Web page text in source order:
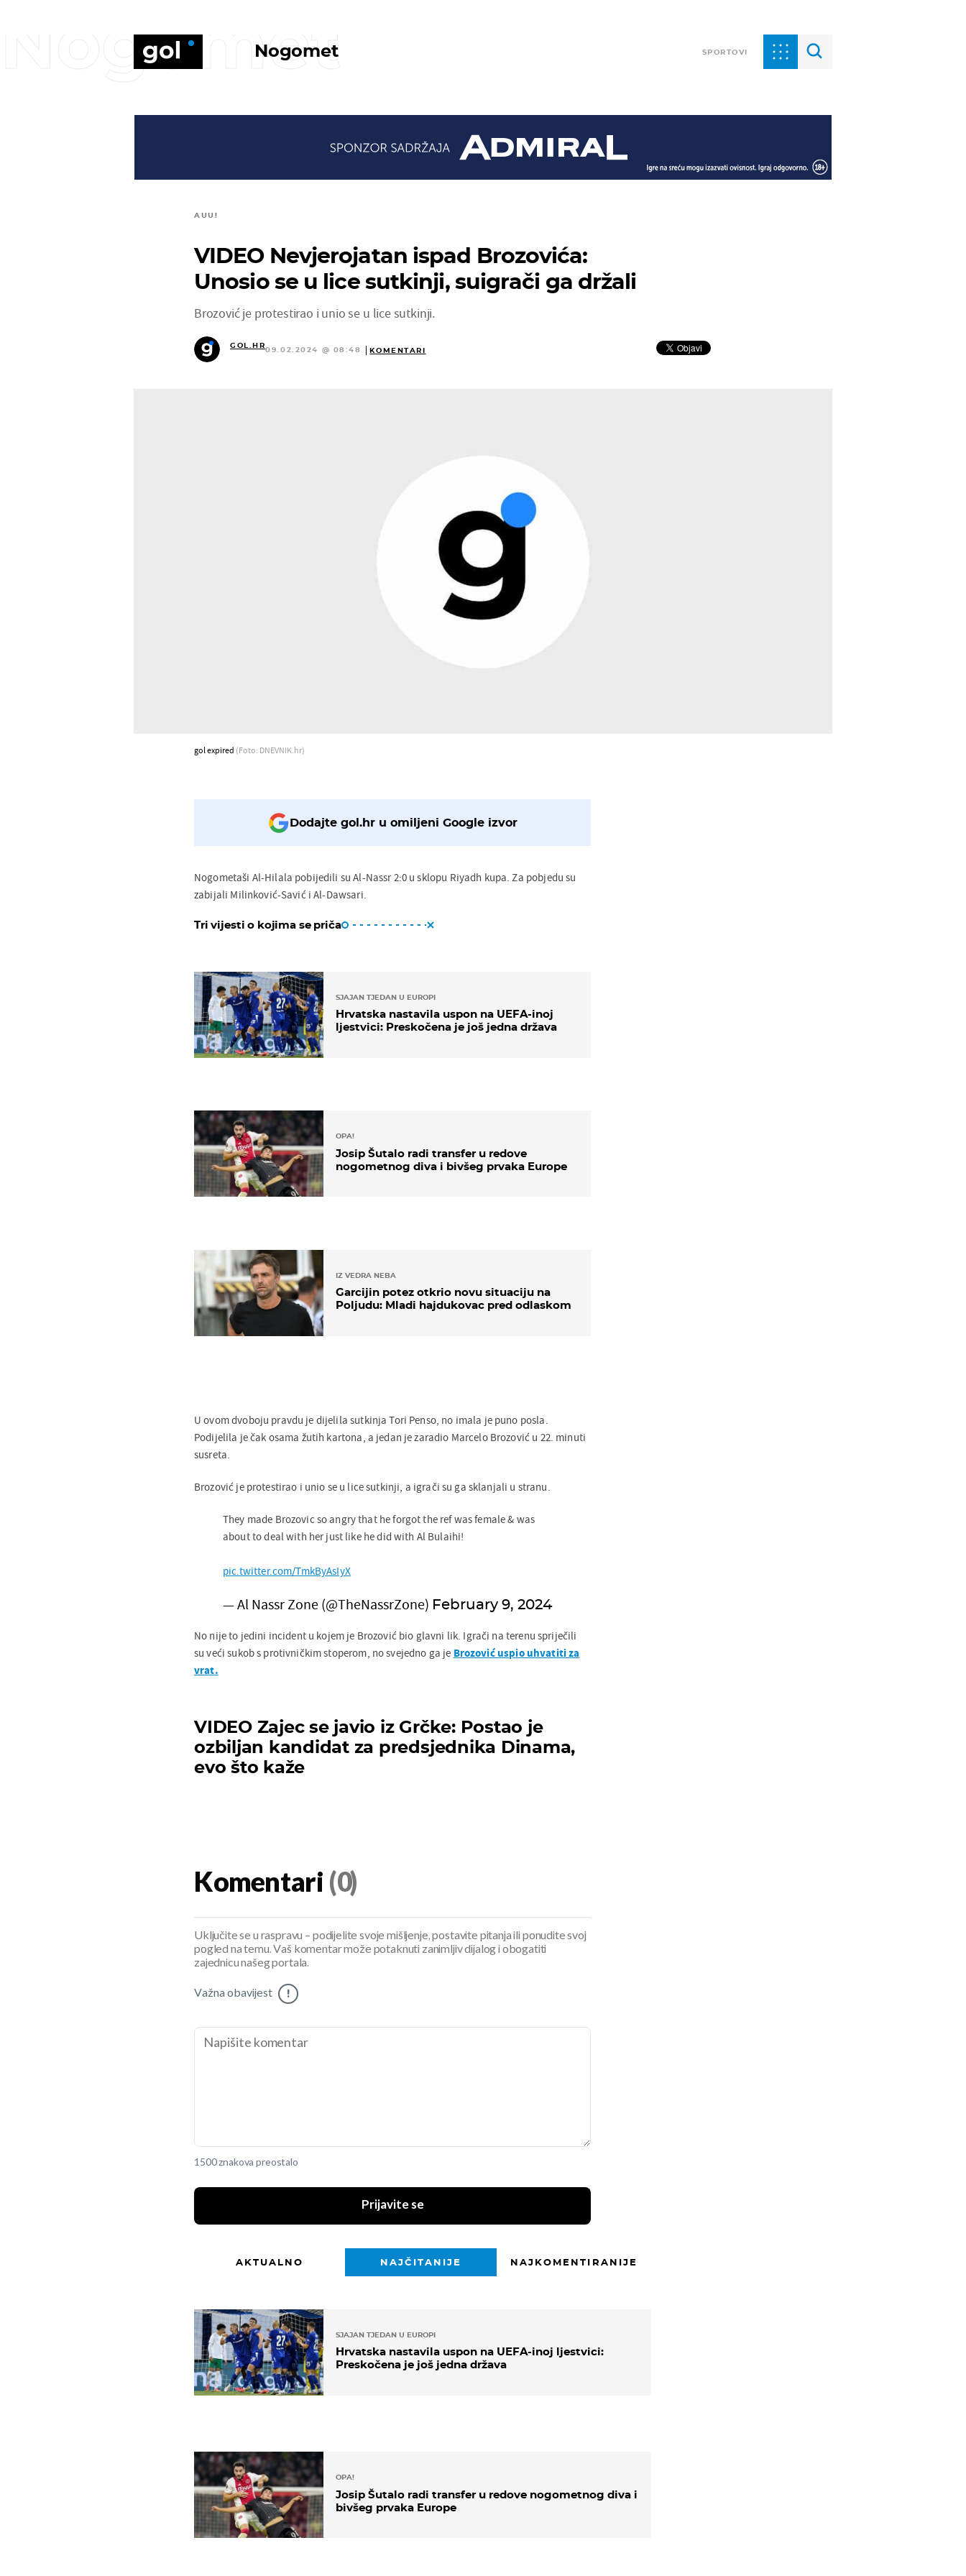
Nogomet SPORTOVI
Nogomet
AUU!
VIDEO Nevjerojatan ispad Brozovića:
Unosio se u lice sutkinji, suigrači ga držali
Brozović je protestirao i unio se u lice sutkinji.
GOL.HR
09.02.2024 @ 08:48 KOMENTARI
gol expired (Foto: DNEVNIK.hr)
Dodajte gol.hr u omiljeni Google izvor
Nogometaši Al-Hilala pobijedili su Al-Nassr 2:0 u sklopu Riyadh kupa. Za pobjedu su
zabijali Milinković-Savić i Al-Dawsari.
Tri vijesti o kojima se priča
SJAJAN TJEDAN U EUROPI
Hrvatska nastavila uspon na UEFA-inoj
ljestvici: Preskočena je još jedna država
OPA!
Josip Šutalo radi transfer u redove
nogometnog diva i bivšeg prvaka Europe
IZ VEDRA NEBA
Garcijin potez otkrio novu situaciju na
Poljudu: Mladi hajdukovac pred odlaskom
U ovom dvoboju pravdu je dijelila sutkinja Tori Penso, no imala je puno posla.
Podijelila je čak osama žutih kartona, a jedan je zaradio Marcelo Brozović u 22. minuti
susreta.
Brozović je protestirao i unio se u lice sutkinji, a igrači su ga sklanjali u stranu.
They made Brozovic so angry that he forgot the ref was female & was
about to deal with her just like he did with Al Bulaihi!
pic.twitter.com/TmkByAsIyX
— Al Nassr Zone (@TheNassrZone) February 9, 2024
No nije to jedini incident u kojem je Brozović bio glavni lik. Igrači na terenu spriječili
su veći sukob s protivničkim stoperom, no svejedno ga je Brozović uspio uhvatiti za
vrat.
VIDEO Zajec se javio iz Grčke: Postao je
ozbiljan kandidat za predsjednika Dinama,
evo što kaže
Komentari (0)
Uključite se u raspravu – podijelite svoje mišljenje, postavite pitanja ili ponudite svoj
pogled na temu. Vaš komentar može potaknuti zanimljiv dijalog i obogatiti
zajednicu našeg portala.
Važna obavijest !
1500 znakova preostalo
Prijavite se
AKTUALNO NAJČITANIJE NAJKOMENTIRANIJE
SJAJAN TJEDAN U EUROPI
Hrvatska nastavila uspon na UEFA-inoj ljestvici:
Preskočena je još jedna država
OPA!
Josip Šutalo radi transfer u redove nogometnog diva i
bivšeg prvaka Europe